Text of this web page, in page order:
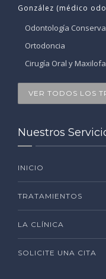
González (médico
Odontología
Ortodoncia
Cirugía Oral y
VER TODOS LOS
Nuestros
INICIO
TRATAMIENTOS
LA CLÍNICA
SOLICITE UNA CITA